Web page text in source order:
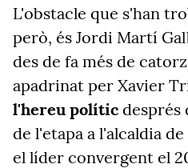
L'obstacle que s'han
però, és Jordi Martí
des de fa més de
apadrinat per Xavier
l'hereu polític després
de l'etapa a l'alcaldia
el líder convergent el